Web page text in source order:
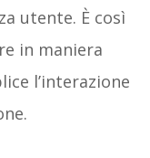
utente. È così
in maniera
l’interazione